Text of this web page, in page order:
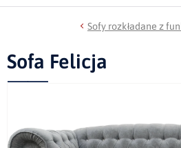
Sofy rozkładane z
Sofa Felicja